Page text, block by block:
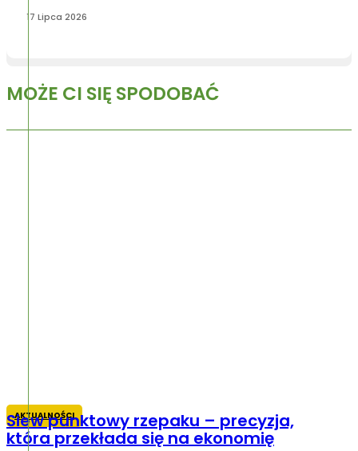
17 Lipca 2026
MOŻE CI SIĘ SPODOBAĆ
AKTUALNOŚCI
Siew punktowy rzepaku – precyzja,
która przekłada się na ekonomię